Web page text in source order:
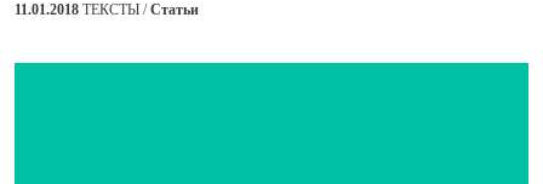
11.01.2018 ТЕКСТЫ /Статьи